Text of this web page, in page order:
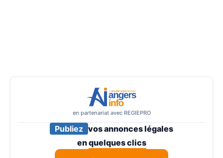
en partenariat avec REGIEPRO
Publiez vos annonces légales
enquelques clics